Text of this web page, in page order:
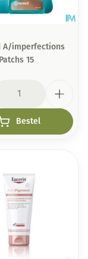
A/imperfections
15
Bestel